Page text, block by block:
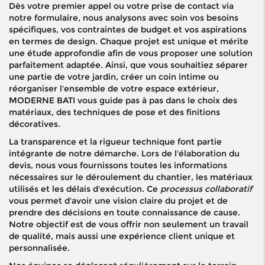
Dès votre premier appel ou votre prise de contact via
notre formulaire, nous analysons avec soin vos besoins
spécifiques, vos contraintes de budget et vos aspirations
en termes de design. Chaque projet est unique et mérite
une étude approfondie afin de vous proposer une solution
parfaitement adaptée. Ainsi, que vous souhaitiez séparer
une partie de votre jardin, créer un coin intime ou
réorganiser l'ensemble de votre espace extérieur,
MODERNE BATI vous guide pas à pas dans le choix des
matériaux, des techniques de pose et des finitions
décoratives.
La transparence et la rigueur technique font partie
intégrante de notre démarche. Lors de l'élaboration du
devis, nous vous fournissons toutes les informations
nécessaires sur le déroulement du chantier, les matériaux
utilisés et les délais d'exécution. Ce processus collaboratif
vous permet d'avoir une vision claire du projet et de
prendre des décisions en toute connaissance de cause.
Notre objectif est de vous offrir non seulement un travail
de qualité, mais aussi une expérience client unique et
personnalisée.